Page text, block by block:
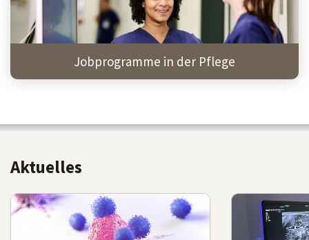
Jobprogramme in der Pflege
Aktuelles